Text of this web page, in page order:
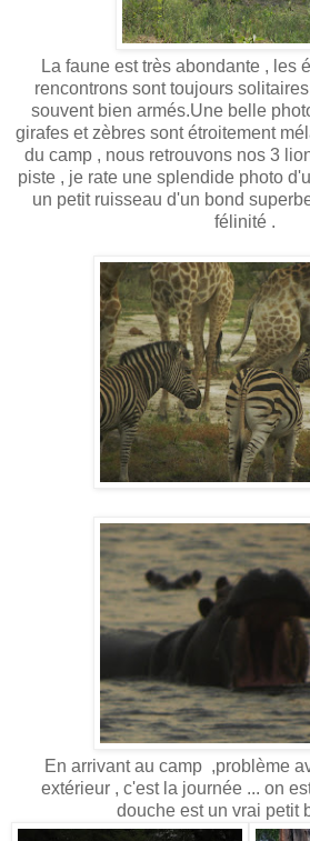
La faune est très abondante , les
rencontrons sont toujours
souvent bien armés.Une belle
girafes et zèbres sont étroitement
du camp , nous retrouvons nos 3
piste , je rate une splendide photo
un petit ruisseau d'un bond
félinité .
En arrivant au camp ,problème
extérieur , c'est la journée ... on
douche est un vrai petit